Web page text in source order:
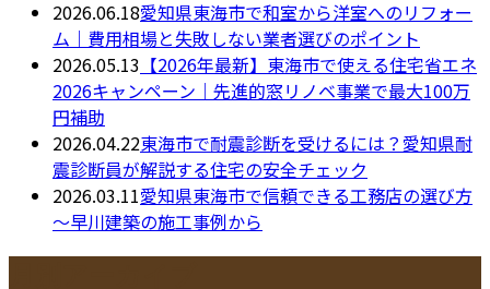
2026.06.18愛知県東海市で和室から洋室へのリフォー
ム｜費用相場と失敗しない業者選びのポイント
2026.05.13 【2026年最新】東海市で使える住宅省エネ
2026キャンペーン｜先進的窓リノベ事業で最大100万
円補助
2026.04.22東海市で耐震診断を受けるには？愛知県耐
震診断員が解説する住宅の安全チェック
2026.03.11愛知県東海市で信頼できる工務店の選び方
～早川建築の施工事例から